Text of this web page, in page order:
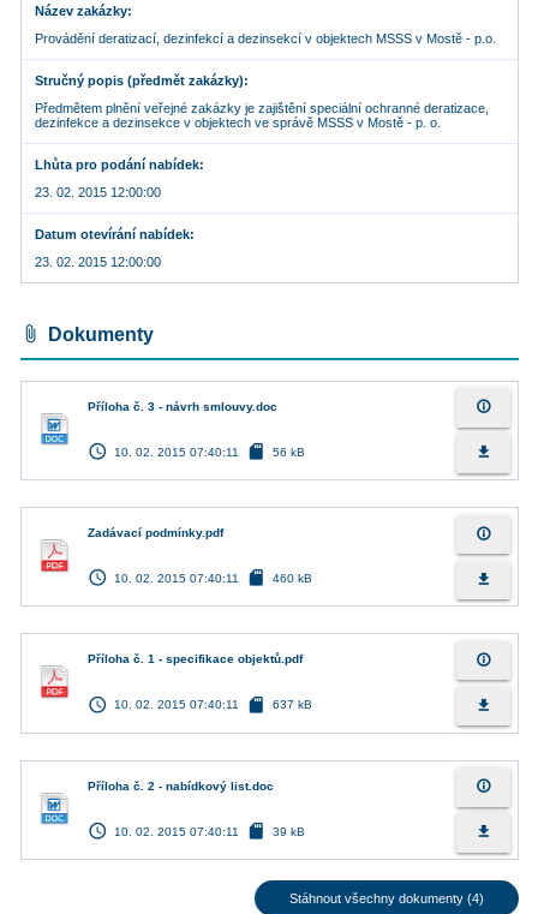
Název zakázky
Provádění deratizací, dezinfekcí a dezinsekcí v objektech MSSS v Mostě - p.o.
Stručný popis (předmět zakázky)
Předmětem plnění veřejné zakázky je zajištění speciální ochranné deratizace,
dezinfekce a dezinsekce v objektech ve správě MSSS v Mostě - p. o.
Lhůta pro podání nabídek
23. 02. 2015 12:00:00
Datum otevírání nabídek
23. 02. 2015 12:00:00
attach_file Dokumenty
Příloha č. 3 - návrh smlouvy.doc
access_time 10. 02. 2015 07:40:11 sd_card 56 kB
info_outline
file_download
Zadávací podmínky.pdf
access_time 10. 02. 2015 07:40:11 sd_card 460 kB
info_outline
file_download
Příloha č. 1 - specifikace objektů.pdf
access_time 10. 02. 2015 07:40:11 sd_card 637 kB
info_outline
file_download
Příloha č. 2 - nabídkový list.doc
access_time 10. 02. 2015 07:40:11 sd_card 39 kB
info_outline
file_download
Stáhnout všechny dokumenty (4)